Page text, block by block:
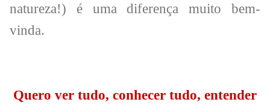
natureza!) é uma diferença muito bem-
vinda.
Quero ver tudo, conhecer tudo, entender